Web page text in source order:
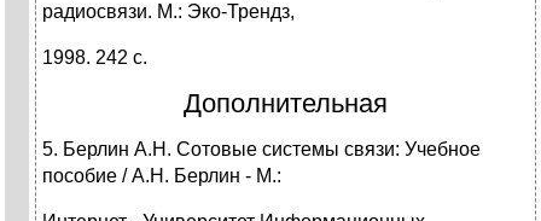
радиосвязи. М.: Эко-Трендз,
1998. 242 с.
Дополнительная
5. Берлин А.Н. Сотовые системы связи: Учебное
пособие / А.Н. Берлин - М.: